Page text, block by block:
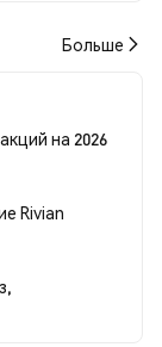
Больше
на 2026
Rivian